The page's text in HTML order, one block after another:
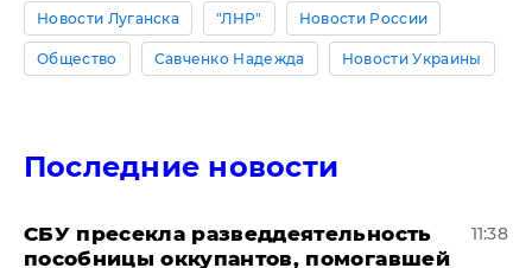
Новости Луганска "ЛНР" Новости России
Общество Савченко Надежда Новости Украины
Последние новости
СБУ пресекла разведдеятельность
пособницы оккупантов, помогавшей
11:38